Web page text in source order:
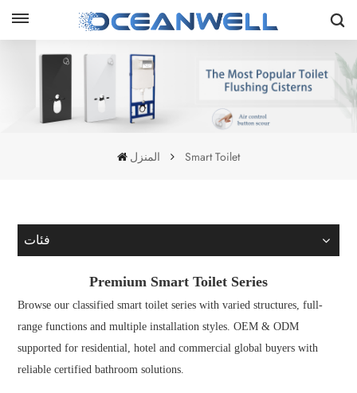
المنزل Smart Toilet
فئات
Premium Smart Toilet Series
Browse our classified smart toilet series with varied structures, full-
range functions and multiple installation styles. OEM & ODM
supported for residential, hotel and commercial global buyers with
reliable certified bathroom solutions.